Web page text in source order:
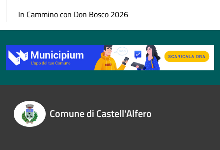
In Cammino con Don Bosco 2026
Comune di Castell'Alfero